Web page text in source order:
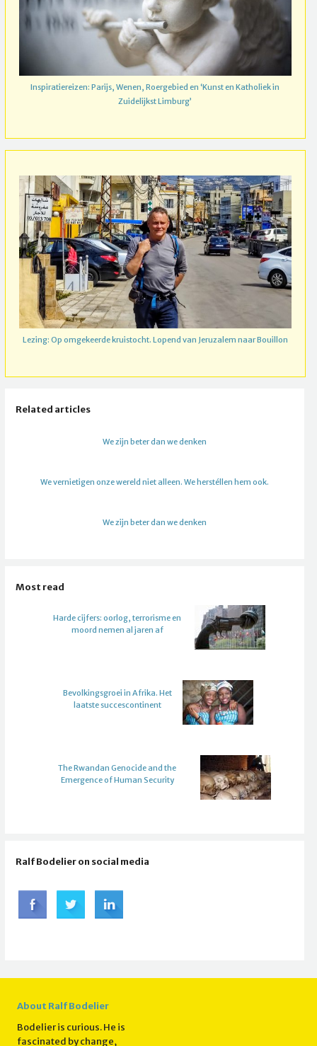
Inspiratiereizen: Parijs, Wenen, Roergebied en ‘Kunst en Katholiek in
Zuidelijkst Limburg’
Lezing: Op omgekeerde kruistocht. Lopend van Jeruzalem naar Bouillon
Related articles
We zijn beter dan we denken
We vernietigen onze wereld niet alleen. We herstéllen hem ook.
We zijn beter dan we denken
Most read
Harde cijfers: oorlog, terrorisme en
moord nemen al jaren af
Bevolkingsgroei in Afrika. Het
laatste succescontinent
The Rwandan Genocide and the
Emergence of Human Security
Ralf Bodelier on social media
About Ralf Bodelier
Bodelier is curious. He is
fascinated by change,